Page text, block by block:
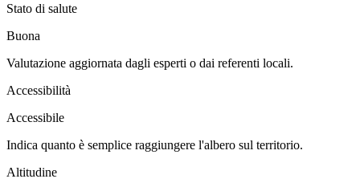
Stato di salute
Buona
Valutazione aggiornata dagli esperti o dai referenti locali.
Accessibilità
Accessibile
Indica quanto è semplice raggiungere l'albero sul territorio.
Altitudine